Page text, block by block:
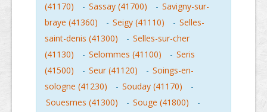
(41170)
- Sassay (41700) - Savigny-sur-
braye (41360)
- Seigy (41110) - Selles-
saint-denis (41300)
- Selles-sur-cher
(41130)
- Selommes (41100) - Seris
(41500)
- Seur (41120) - Soings-en-
sologne (41230)
- Souday (41170)
-
Souesmes (41300)
- Souge (41800)
-